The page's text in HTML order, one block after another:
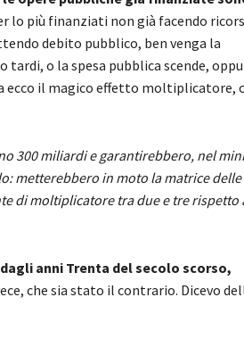
lo più finanziati non già facendo
debito pubblico, ben venga la
o la spesa pubblica scende,
ecco il magico effetto moltiplicatore,
300 miliardi e garantirebbero, nel
metterebbero in moto la matrice delle
di moltiplicatore tra due e tre rispetto
anni Trenta del secolo scorso,
che sia stato il contrario. Dicevo